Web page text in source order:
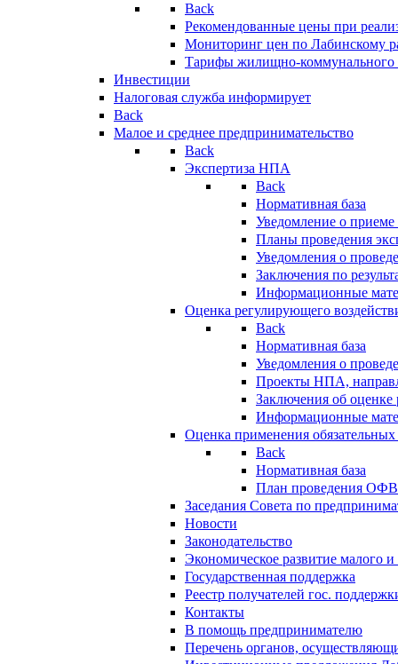
Back
Рекомендованные цены при
Мониторинг цен по Лабинскому
Тарифы жилищно-коммунального
Инвестиции
Налоговая служба информирует
Back
Малое и среднее предпринимательство
Back
Экспертиза НПА
Back
Нормативная база
Уведомление о
Планы проведения
Уведомления о
Заключения по
Информационные
Оценка регулирующего
Back
Нормативная база
Уведомления о
Проекты НПА,
Заключения об
Информационные
Оценка применения
Back
Нормативная база
План проведения
Заседания Совета по
Новости
Законодательство
Экономическое развитие малого и
Государственная поддержка
Реестр получателей гос.
Контакты
В помощь предпринимателю
Перечень органов,